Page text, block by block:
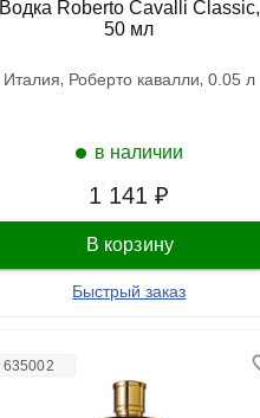
1 141 ₽
Водка Roberto Cavalli Classic,
50 мл
италия роберто кавалли 0.05 л
В корзину
Быстрый заказ
в наличии
635002